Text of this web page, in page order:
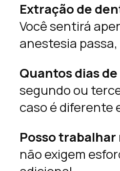
Extração de
Você sentirá
anestesia
Quantos dias
segundo ou
caso é diferente
Posso
não exigem